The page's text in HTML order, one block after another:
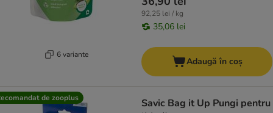
6 variante
92,25 lei / kg
35,06 lei
Adaugă în coș
de zooplus
Savic Bag it Up Pungi pentru